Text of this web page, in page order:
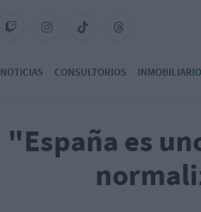
NOTICIAS CONSULTORIOS INMOBILIARIO
"España es